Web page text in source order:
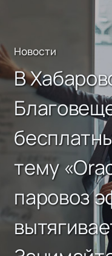
Новости
В
тему
паровоз